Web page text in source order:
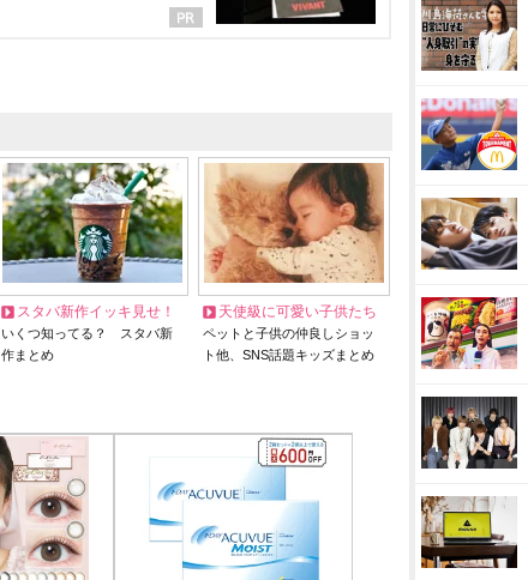
スタバ新作イッキ見せ！
いくつ知ってる？ スタバ新
作まとめ
天使級に可愛い子供たち
ペットと子供の仲良しショッ
ト他、SNS話題キッズまとめ